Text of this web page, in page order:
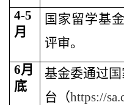
4-5
月
国家留学基
评审。
6月
底
基金委通过
台（https://